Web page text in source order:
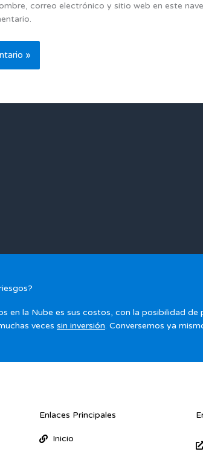
correo electrónico y sitio web en este
en la Nube es sus costos, con la posibilidad
veces sin inversión. Conversemos ya
Enlaces Principales
Inicio